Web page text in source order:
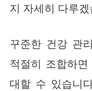
지 자세히 다루
꾸준한 건강 관
적절히 조합하
대할 수 있습니